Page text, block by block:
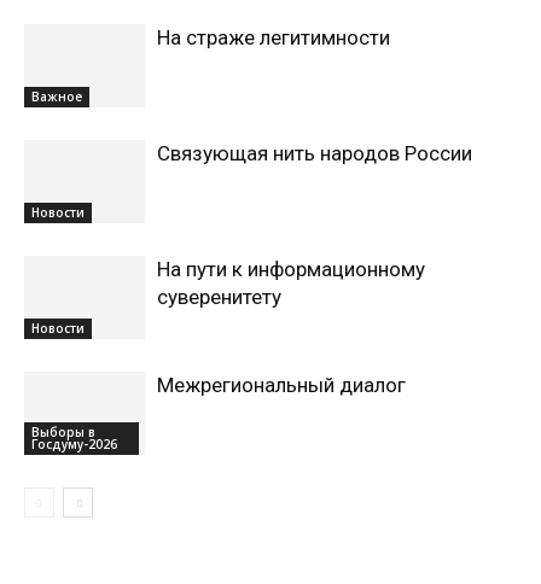
Важное
На страже легитимности
Новости
Связующая нить народов России
Новости
На пути к информационному
суверенитету
Выборы в
Госдуму-2026
Межрегиональный диалог